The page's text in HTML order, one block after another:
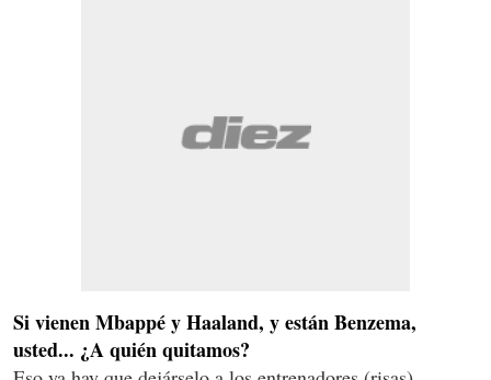
Si vienen Mbappé y Haaland, y están Benzema,
usted... ¿A quién quitamos?